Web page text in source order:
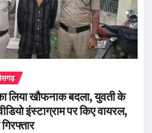
लिया खौफनाक बदला, युवती के
इंस्टाग्राम पर किए वायरल,